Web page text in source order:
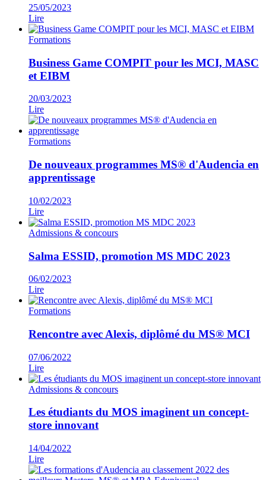
25/05/2023
Lire
Formations
Business Game COMPIT pour les MCI, MASC
et EIBM
20/03/2023
Lire
Formations
De nouveaux programmes MS® d'Audencia en
apprentissage
10/02/2023
Lire
Admissions & concours
Salma ESSID, promotion MS MDC 2023
06/02/2023
Lire
Formations
Rencontre avec Alexis, diplômé du MS® MCI
07/06/2022
Lire
Admissions & concours
Les étudiants du MOS imaginent un concept-
store innovant
14/04/2022
Lire